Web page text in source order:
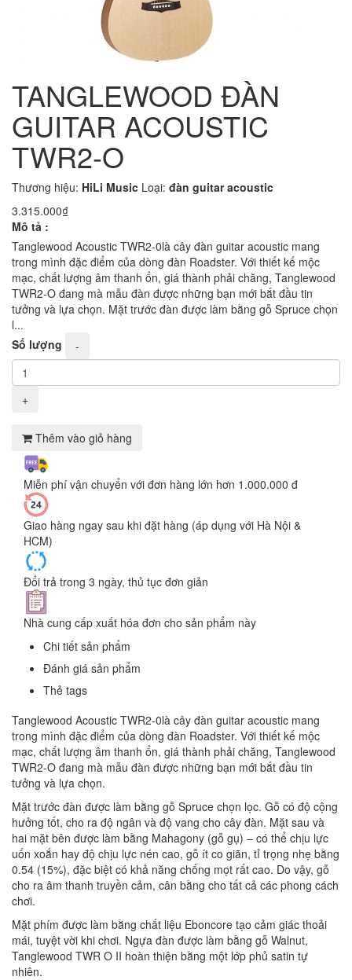
TANGLEWOOD ĐÀN
GUITAR ACOUSTIC
TWR2-O
Thương hiệu: HiLi Music Loại: đàn guitar acoustic
3.315.000₫
Mô tả :
Tanglewood Acoustic TWR2-0là cây đàn guitar acoustic mang
trong mình đặc điểm của dòng đàn Roadster. Với thiết kế mộc
mạc, chất lượng âm thanh ổn, giá thành phải chăng, Tanglewood
TWR2-O đang mà mẫu đàn được những bạn mới bắt đầu tin
tưởng và lựa chọn. Mặt trước đàn được làm bằng gỗ Spruce chọn
l...
Số lượng
-
+
Thêm vào giỏ hàng
Miễn phí vận chuyển với đơn hàng lớn hơn 1.000.000 đ
Giao hàng ngay sau khi đặt hàng (áp dụng với Hà Nội &
HCM)
Đổi trả trong 3 ngày, thủ tục đơn giản
Nhà cung cấp xuất hóa đơn cho sản phẩm này
Chi tiết sản phẩm
Đánh giá sản phẩm
Thẻ tags
Tanglewood Acoustic TWR2-0là cây đàn guitar acoustic mang
trong mình đặc điểm của dòng đàn Roadster. Với thiết kế mộc
mạc, chất lượng âm thanh ổn, giá thành phải chăng, Tanglewood
TWR2-O đang mà mẫu đàn được những bạn mới bắt đầu tin
tưởng và lựa chọn.
Mặt trước đàn được làm bằng gỗ Spruce chọn lọc. Gỗ có độ cộng
hưởng tốt, cho ra độ ngân và độ vang cho cây đàn. Mặt sau và
hai mặt bên được làm bằng Mahagony (gỗ gụ) – có thể chịu lực
uốn xoắn hay độ chịu lực nén cao, gỗ ít co giãn, tỉ trọng nhẹ bằng
0.54 (15%), đặc biệt có khả năng chống mọt rất cao. Do vậy, gỗ
cho ra âm thanh truyền cảm, cân bằng cho tất cả các phong cách
chơi.
Mặt phím được làm bằng chất liệu Eboncore tạo cảm giác thoải
mái, tuyệt vời khi chơi. Ngựa đàn được làm bằng gỗ Walnut,
Tanglewood TWR O II hoàn thiện bằng một lớp phủ satin tự
nhiên.